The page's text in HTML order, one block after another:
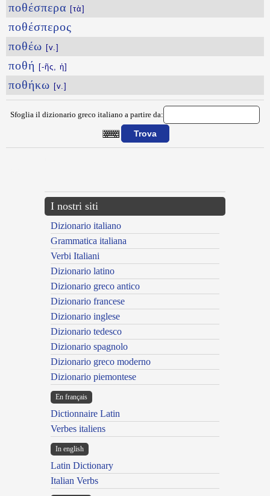
ποθέσπερα [τὰ]
ποθέσπερος
ποθέω [v.]
ποθή [-ῆς, ἡ]
ποθήκω [v.]
Sfoglia il dizionario greco italiano a partire da:
I nostri siti
Dizionario italiano
Grammatica italiana
Verbi Italiani
Dizionario latino
Dizionario greco antico
Dizionario francese
Dizionario inglese
Dizionario tedesco
Dizionario spagnolo
Dizionario greco moderno
Dizionario piemontese
En français
Dictionnaire Latin
Verbes italiens
In english
Latin Dictionary
Italian Verbs